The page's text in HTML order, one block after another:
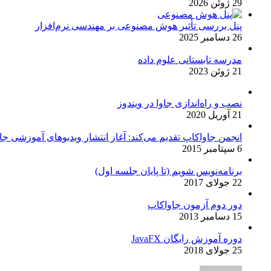
29 ژوئن 2026
پنل بررسی تأثیر هوش مصنوعی بر مهندسی نرم‌افزار
26 دسامبر 2025
مدرسه تابستانی علوم داده
21 ژوئن 2023
نصب و راه‌اندازی جاوا در ویندوز
21 آوریل 2020
انجمن جاواکاپ تقدیم می‌کند: آغاز انتشار ویدیوهای آموزشی
6 سپتامبر 2015
برنامه‌نویس شویم (تا پایان جلسه اول)
22 جولای 2017
دور دوم آزمون جاواکاپ
15 دسامبر 2013
دوره آموزش رایگان JavaFX
25 جولای 2018